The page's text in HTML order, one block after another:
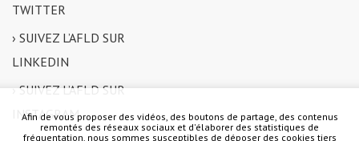
Afin de vous proposer des vidéos, des boutons de partage, des contenus
remontés des réseaux sociaux et d'élaborer des statistiques de
fréquentation, nous sommes susceptibles de déposer des cookies tiers
TWITTER
› SUIVEZ L’AFLD SUR
LINKEDIN
› SUIVEZ L’AFLD SUR
INSTAGRAM